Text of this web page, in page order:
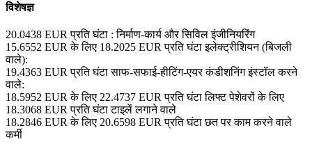
विशेषज्ञ
20.0438 EURप्रति घंटा : निर्माण-कार्य और सिविल इंजीनियरिंग
15.6552 EURके लिए 18.2025 EURप्रति घंटाइलेक्ट्रीशियन (बिजली
वाले):
19.4363 EURप्रति घंटासाफ-सफाई-हीटिंग-एयर कंडीशनिंग इंस्टॉल करने
वाले:
18.5952 EURके लिए 22.4737 EURप्रति घंटालिफ्ट पेशेवरों के लिए
18.3068 EURप्रति घंटाटाइलें लगाने वाले
18.2846 EURके लिए 20.6598 EURप्रति घंटाछत पर काम करने वाले
कर्मी